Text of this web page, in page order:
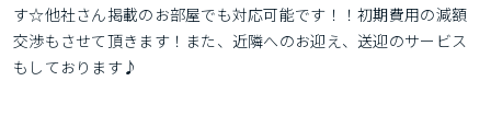
す☆他社さん掲載のお部屋でも対応可能です！！初期費用の減額
交渉もさせて頂きます！また、近隣へのお迎え、送迎のサービス
もしております♪